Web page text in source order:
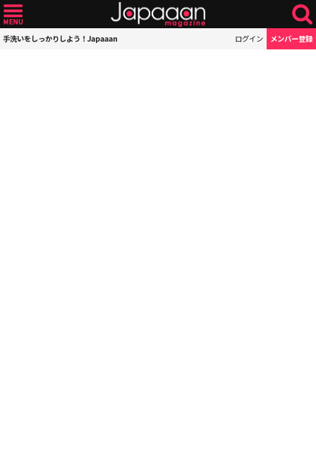
手洗いをしっかりしよう！Japaaan ログイン メンバー登録